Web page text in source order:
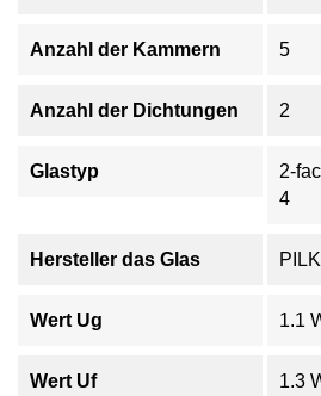
Anzahl der Kammern 5
Anzahl der Dichtungen 2
Glastyp
2-
4
Hersteller das Glas
Wert Ug 1.1
Wert Uf 1.3